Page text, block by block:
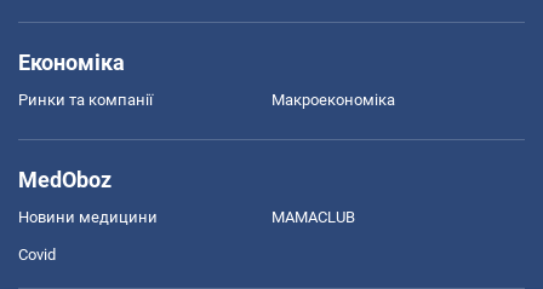
Економіка
Ринки та компанії Макроекономіка
MedOboz
Новини медицини MAMACLUB
Covid